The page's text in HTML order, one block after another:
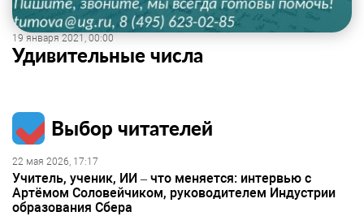
19 января 2021, 00:00
Удивительные числа
Выбор читателей
22 мая 2026, 17:17
Учитель, ученик, ИИ – что меняется: интервью с
Артёмом Соловейчиком, руководителем Индустрии
образования Сбера